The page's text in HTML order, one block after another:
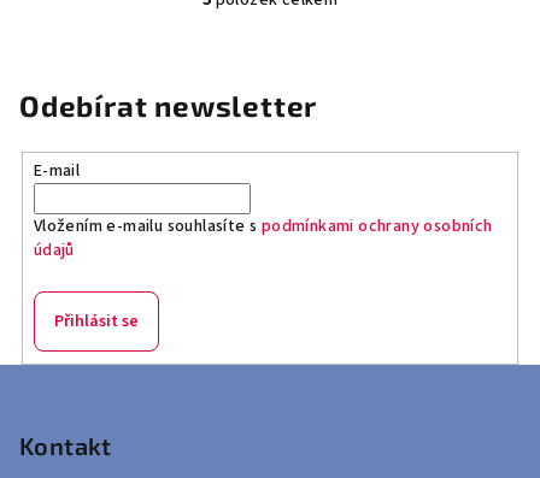
O
á
d
a
p
v
Odebírat newsletter
E-mail
Vložením e-mailu souhlasíte s podmínkami ochrany osobních
údajů
Přihlásit se
Kontakt